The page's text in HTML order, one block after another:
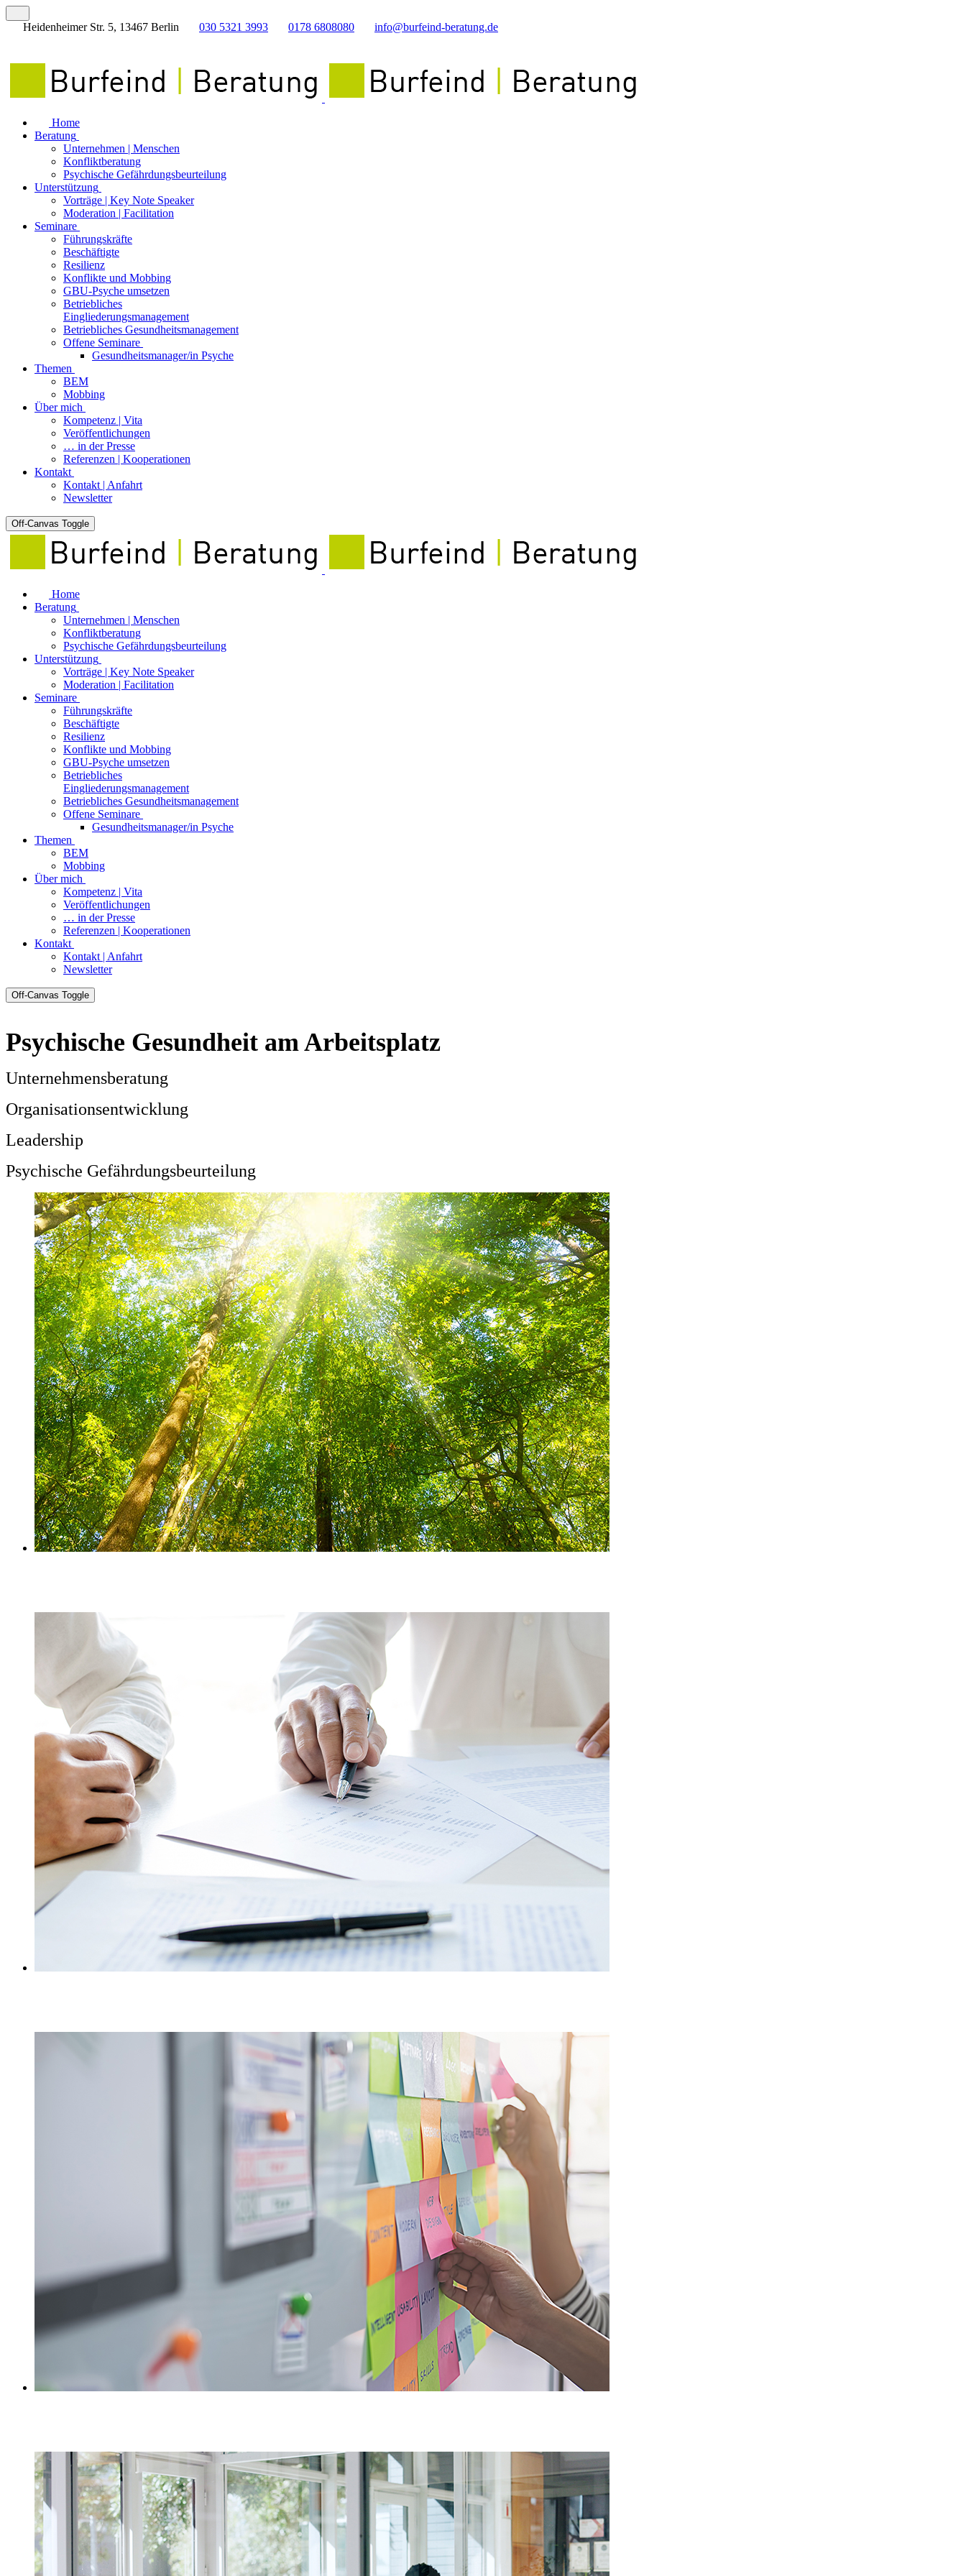
Heidenheimer Str. 5, 13467 Berlin 030 5321 3993 0178 6808080 info@burfeind-beratung.de
Home
Beratung
Unternehmen | Menschen
Konfliktberatung
Psychische Gefährdungsbeurteilung
Unterstützung
Vorträge | Key Note Speaker
Moderation | Facilitation
Seminare
Führungskräfte
Beschäftigte
Resilienz
Konflikte und Mobbing
GBU-Psyche umsetzen
Betriebliches
Eingliederungsmanagement
Betriebliches Gesundheitsmanagement
Offene Seminare
Gesundheitsmanager/in Psyche
Themen
BEM
Mobbing
Über mich
Kompetenz | Vita
Veröffentlichungen
… in der Presse
Referenzen | Kooperationen
Kontakt
Kontakt | Anfahrt
Newsletter
Off-Canvas Toggle
Home
Beratung
Unternehmen | Menschen
Konfliktberatung
Psychische Gefährdungsbeurteilung
Unterstützung
Vorträge | Key Note Speaker
Moderation | Facilitation
Seminare
Führungskräfte
Beschäftigte
Resilienz
Konflikte und Mobbing
GBU-Psyche umsetzen
Betriebliches
Eingliederungsmanagement
Betriebliches Gesundheitsmanagement
Offene Seminare
Gesundheitsmanager/in Psyche
Themen
BEM
Mobbing
Über mich
Kompetenz | Vita
Veröffentlichungen
… in der Presse
Referenzen | Kooperationen
Kontakt
Kontakt | Anfahrt
Newsletter
Off-Canvas Toggle
Psychische Gesundheit am Arbeitsplatz
Unternehmensberatung
Organisationsentwicklung
Leadership
Psychische Gefährdungsbeurteilung